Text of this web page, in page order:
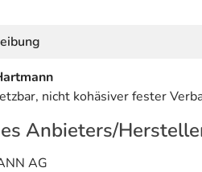
nicht kohäsiver fester
Anbieters/
AG